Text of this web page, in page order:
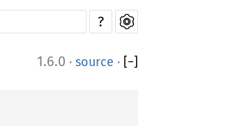
?
1.6.0 · source · [−]